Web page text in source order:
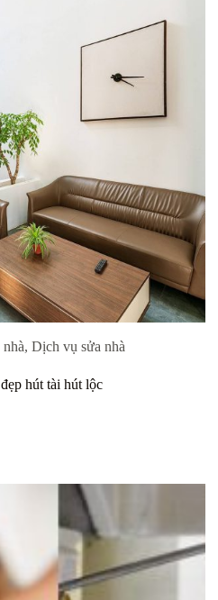
, Dịch vụ sửa nhà
hút tài hút lộc